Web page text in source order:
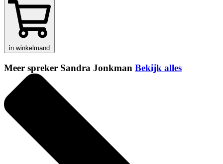
in winkelmand
Meer spreker Sandra Jonkman Bekijk alles